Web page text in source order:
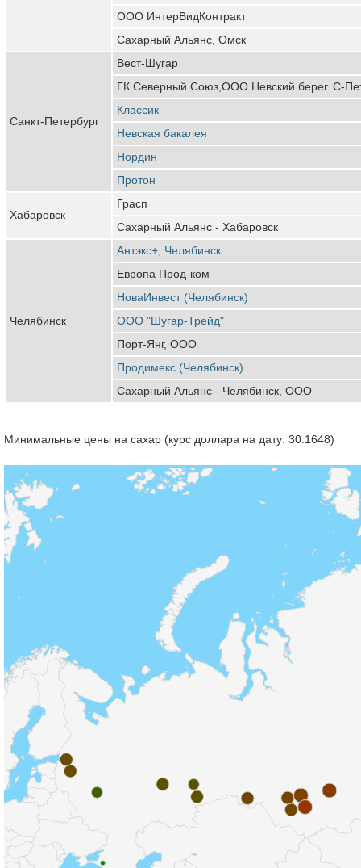
ООО ИнтерВидКонтракт
Сахарный Альянс, Омск
Санкт-Петербург
Вест-Шугар
ГК Северный Союз,ООО Невский берег. С-
Классик
Невская бакалея
Нордин
Протон
Хабаровск
Грасп
Сахарный Альянс - Хабаровск
Челябинск
Антэкс+, Челябинск
Европа Прод-ком
НоваИнвест (Челябинск)
ООО "Шугар-Трейд"
Порт-Янг, ООО
Продимекс (Челябинск)
Сахарный Альянс - Челябинск, ООО
Минимальные цены на сахар (курс доллара на дату: 30.1648)